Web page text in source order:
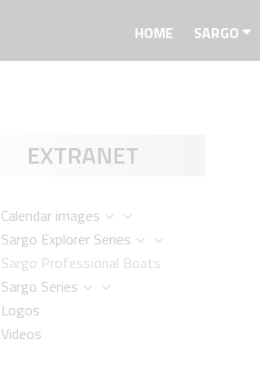
HOME SARGO
EXTRANET
Calendar images 3
Sargo Explorer Series 3
Sargo Professional Boats
Sargo Series
3
Logos
Videos